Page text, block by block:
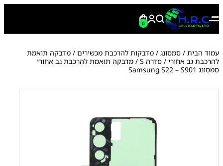
0
עמוד הבית / סמסונג / מדבקות להרכבת מכשירים / מדבקה תואמת
להרכבת גב אחורי / סדרה S
/ מדבקה תואמת להרכבת גב אחורי
סמסונג Samsung S22 – S901